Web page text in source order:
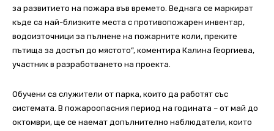
за развитието на пожара във времето. Веднага се маркират
къде са най-близките места с противопожарен инвентар,
водоизточници за пълнене на пожарните коли, преките
пътища за достъп до мястото”, коментира Калина Георгиева,
участник в разработването на проекта.
Обучени са служители от парка, които да работят със
системата. В пожароопасния период на годината – от май до
октомври, ще се наемат допълнително наблюдатели, които